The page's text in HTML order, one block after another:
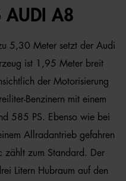
AUDI A8
5,30 Meter setzt der Audi
ist 1,95 Meter breit
der Motorisierung
Benzinern mit einem
585 PS. Ebenso wie bei
Allradantrieb gefahren
zählt zum Standard. Der
Litern Hubraum auf den